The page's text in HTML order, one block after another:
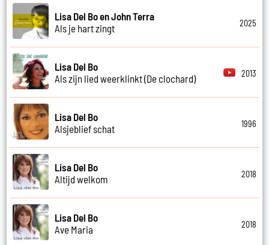
Lisa Del Bo en John Terra
Als je hart zingt
2025
Lisa Del Bo
Als zijn lied weerklinkt (De clochard)
2013
Lisa Del Bo
Alsjeblief schat
1996
Lisa Del Bo
Altijd welkom
2018
Lisa Del Bo
Ave Maria
2018